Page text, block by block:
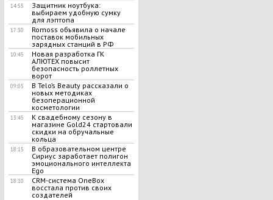
14:55
Защитник ноутбука:
выбираем удобную сумку
для лэптопа
17:30
Romoss объявила о начале
поставок мобильных
зарядных станций в РФ
10:45
Новая разработка ГК
АЛЮТЕХ повысит
безопасность роллетных
ворот
09:05
В Telo’s Beauty рассказали о
новых методиках
безоперационной
косметологии
13:45
К свадебному сезону в
магазине Gold24 стартовали
скидки на обручальные
кольца
18:15
В образовательном центре
Сириус заработает полигон
эмоционального интеллекта
Ego
18:10
CRM-система OneBox
восстала против своих
создателей